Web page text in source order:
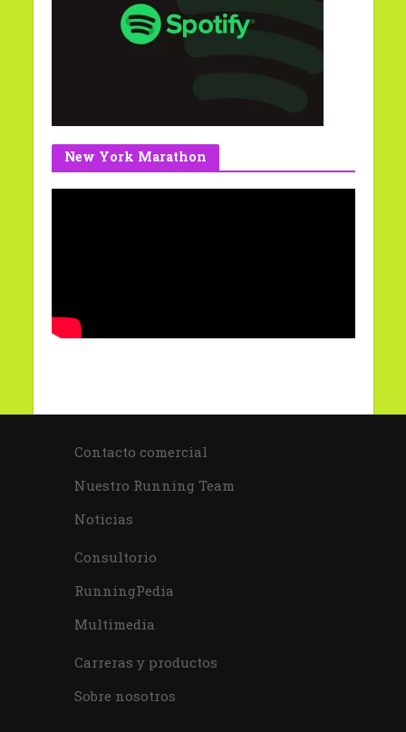
New York Marathon
Contacto comercial
Nuestro Running Team
Noticias
Consultorio
RunningPedia
Multimedia
Carreras y productos
Sobre nosotros